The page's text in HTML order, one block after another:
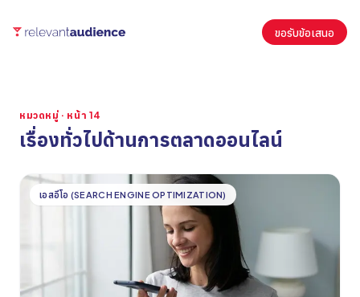
ขอรับข้อเสนอ
หมวดหมู่ · หน้า 14
เรื่องทั่วไปด้านการตลาดออนไลน์
บทความ
เอสอีโอ (SEARCH ENGINE OPTIMIZATION)